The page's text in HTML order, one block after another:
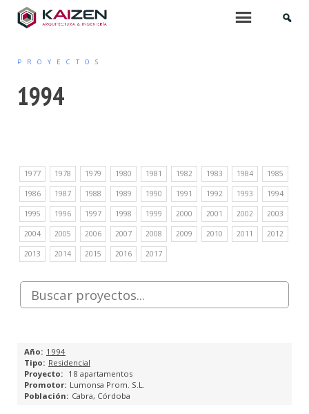
PROYECTOS DE EDIFICACIÓN
ARQUITECTURA INTERIOR
PROYECTOS DE URBANIZACIÓN
URBANISMO
PLANES PARCIALES
PLANES ESPECIALES
PROYECTOS
1994
1977 1978 1979 1980 1981 1982 1983 1984 1985
1986 1987 1988 1989 1990 1991 1992 1993 1994
1995 1996 1997 1998 1999 2000 2001 2002 2003
2004 2005 2006 2007 2008 2009 2010 2011 2012
2013 2014 2015 2016 2017
1994
Residencial
18 apartamentos
Lumonsa Prom. S.L.
Cabra, Córdoba